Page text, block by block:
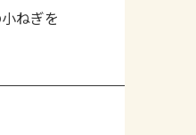
ねぎを